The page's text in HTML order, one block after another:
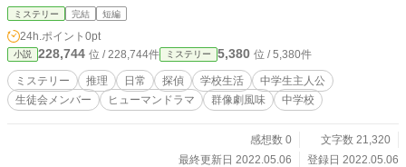
に出していた作品を転載したものです※
ミステリー 完結 短編
24h.ポイント 0pt
小説 228,744 位 / 228,744件 ミステリー 5,380 位 / 5,380件
ミステリー 推理 日常 探偵 学校生活
中学生主人公
生徒会メンバー
ヒューマンドラマ 群像劇風味 中学校
感想数 0
文字数 21,320
最終更新日 2022.05.06
登録日 2022.05.06